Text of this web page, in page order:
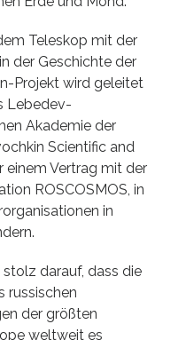
Teleskop mit der
der Geschichte der
Projekt wird geleitet
Lebedev-
Akademie der
Scientific and
einem Vertrag mit der
ROSCOSMOS, in
in
darauf, dass die
russischen
der größten
weltweit es